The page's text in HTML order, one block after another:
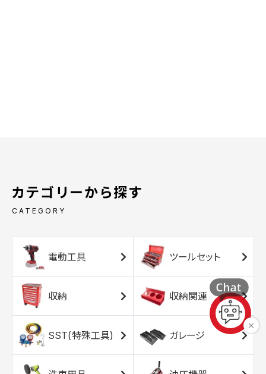
カテゴリーから探す
CATEGORY
電動工具 ツールセット
収納 収納関連
SST(特殊工具) ガレージ